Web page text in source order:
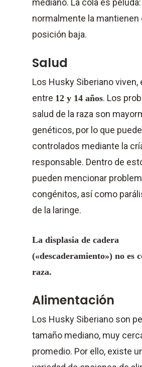
mediano. La cola es peluda:
normalmente la mantienen
posición baja.
Salud
Los Husky Siberiano viven,
entre 12 y 14 años. Los
salud de la raza son
genéticos, por lo que
controlados mediante la
responsable. Dentro de
pueden mencionar
congénitos, así como
de la laringe.
La displasia de cadera
(«descaderamiento») no es
raza.
Alimentación
Los Husky Siberiano son
tamaño mediano, muy
promedio. Por ello, existe